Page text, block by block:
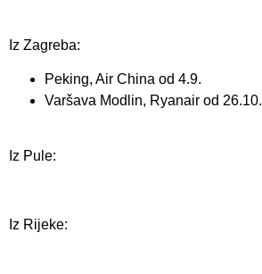
Iz Zagreba:
Peking, Air China od 4.9.
Varšava Modlin, Ryanair od 26.10.
Iz Pule:
Iz Rijeke: